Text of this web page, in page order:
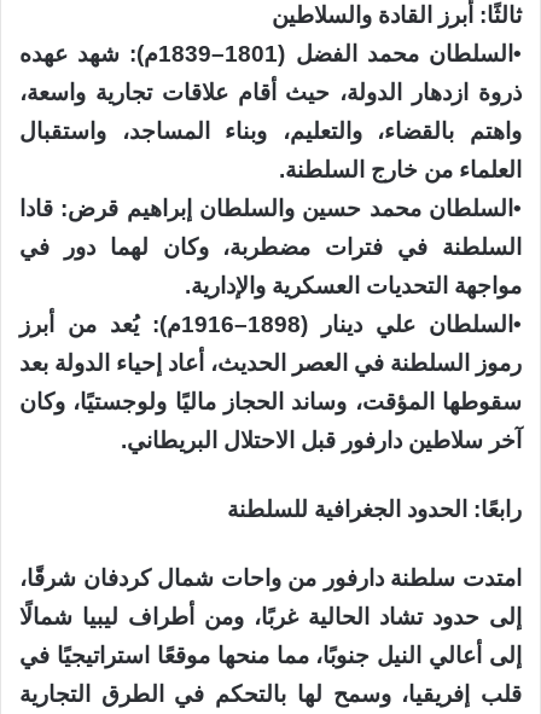
ثالثًا: أبرز القادة والسلاطين
​•​السلطان محمد الفضل (1801–1839م): شهد عهده
ذروة ازدهار الدولة، حيث أقام علاقات تجارية واسعة،
واهتم بالقضاء، والتعليم، وبناء المساجد، واستقبال
العلماء من خارج السلطنة.
​•​السلطان محمد حسين والسلطان إبراهيم قرض: قادا
السلطنة في فترات مضطربة، وكان لهما دور في
مواجهة التحديات العسكرية والإدارية.
​•​السلطان علي دينار (1898–1916م): يُعد من أبرز
رموز السلطنة في العصر الحديث، أعاد إحياء الدولة بعد
سقوطها المؤقت، وساند الحجاز ماليًا ولوجستيًا، وكان
آخر سلاطين دارفور قبل الاحتلال البريطاني.
رابعًا: الحدود الجغرافية للسلطنة
امتدت سلطنة دارفور من واحات شمال كردفان شرقًا،
إلى حدود تشاد الحالية غربًا، ومن أطراف ليبيا شمالًا
إلى أعالي النيل جنوبًا، مما منحها موقعًا استراتيجيًا في
قلب إفريقيا، وسمح لها بالتحكم في الطرق التجارية